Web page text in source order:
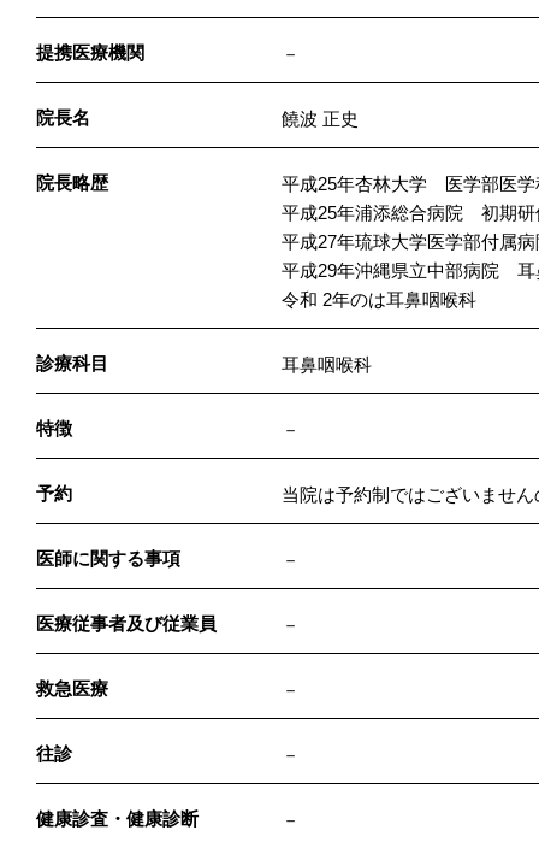
提携医療機関 －
院長名 饒波 正史
院長略歴
平成25年杏林大学 医学部医学
平成25年浦添総合病院 初期研
平成27年琉球大学医学部付属
平成29年沖縄県立中部病院 耳
令和 2年のは耳鼻咽喉科
診療科目 耳鼻咽喉科
特徴 －
予約 当院は予約制ではございませ
医師に関する事項 －
医療従事者及び従業員 －
救急医療 －
往診 －
健康診査・健康診断 －